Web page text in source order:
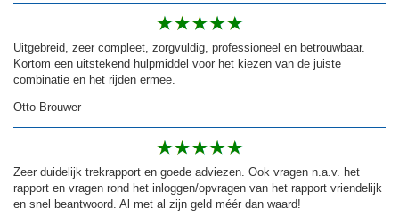
Uitgebreid, zeer compleet, zorgvuldig, professioneel en betrouwbaar.
Kortom een uitstekend hulpmiddel voor het kiezen van de juiste
combinatie en het rijden ermee.
Otto Brouwer
Zeer duidelijk trekrapport en goede adviezen. Ook vragen n.a.v. het
rapport en vragen rond het inloggen/opvragen van het rapport vriendelijk
en snel beantwoord. Al met al zijn geld méér dan waard!